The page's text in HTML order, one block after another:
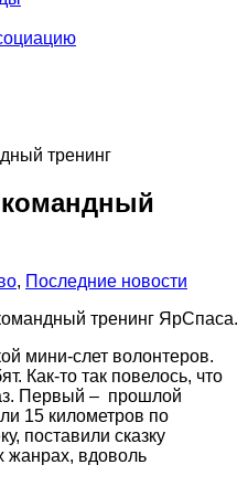
тренинг
, Последние новости
тренинг ЯрСпаса.
мини-слет волонтеров.
Как-то так повелось, что
Первый – прошлой
15 километров по
поставили сказку
жанрах, вдоволь